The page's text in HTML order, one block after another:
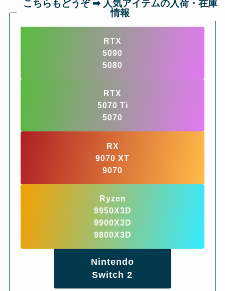
こちらもどうぞ ➡︎ 人気アイテムの入荷・在庫
情報
RTX
5090
5080
RTX
5070 Ti
5070
RX
9070 XT
9070
Ryzen
9950X3D
9900X3D
9800X3D
Nintendo
Switch 2